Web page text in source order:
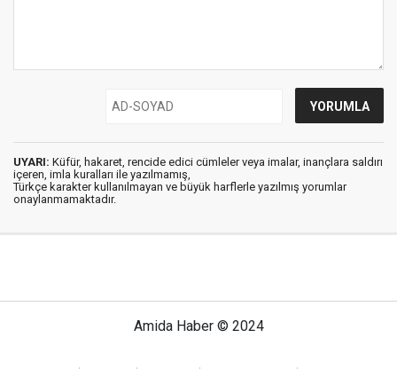
UYARI: Küfür, hakaret, rencide edici cümleler veya imalar, inançlara saldırı
içeren, imla kuralları ile yazılmamış,
Türkçe karakter kullanılmayan ve büyük harflerle yazılmış yorumlar
onaylanmamaktadır.
Amida Haber © 2024